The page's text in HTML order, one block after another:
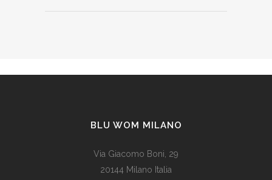
BLU WOM MILANO
Via Giacomo Boni, 29
20144 Milano Italia